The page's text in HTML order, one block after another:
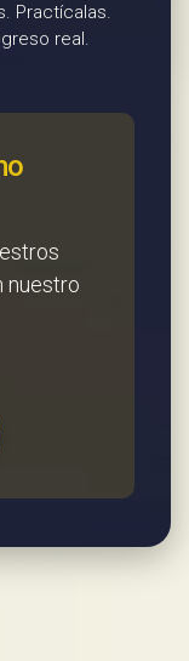
Practícalas.
real.
nuestro